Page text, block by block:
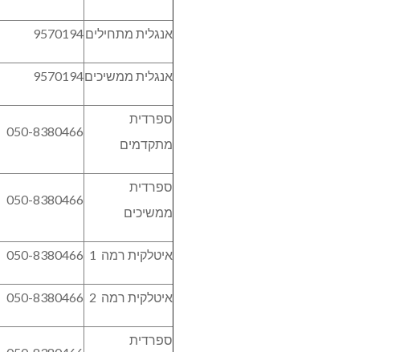
אנגלית מתחילים9570194
אנגלית ממשיכים9570194
ספרדית
מתקדמים
050-8380466
ספרדית
ממשיכים
050-8380466
איטלקית רמה 1 050-8380466
איטלקית רמה 2 050-8380466
ספרדית